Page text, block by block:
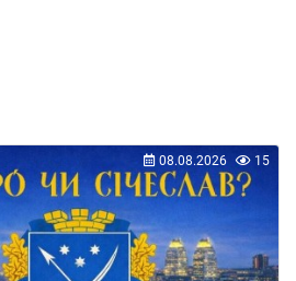
08.08.2026 15